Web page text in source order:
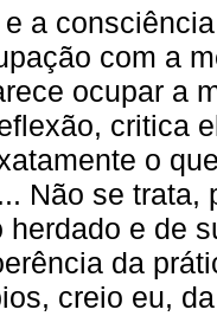
a
com a
ocupar a
critica
o
Não se
herdado e de
da
creio eu,